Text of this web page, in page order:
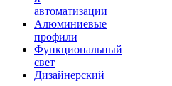
автоматизации
Алюминиевые
профили
Функциональный
свет
Дизайнерский